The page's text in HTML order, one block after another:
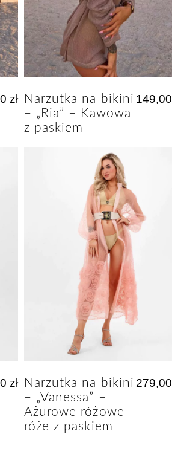
zł
Narzutka na bikini
– „Ria” – Kawowa
z paskiem
149,00
zł
Narzutka na bikini
– „Vanessa” –
Ażurowe różowe
róże z paskiem
279,00